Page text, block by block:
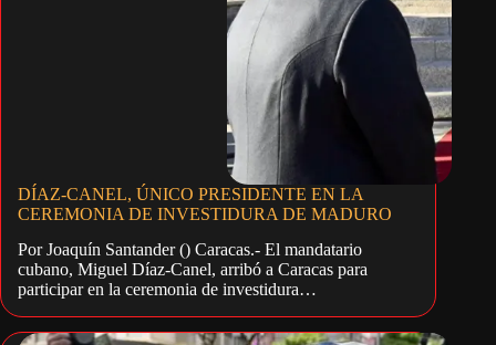
DÍAZ-CANEL, ÚNICO PRESIDENTE EN LA
CEREMONIA DE INVESTIDURA DE MADURO
Por Joaquín Santander () Caracas.- El mandatario
cubano, Miguel Díaz-Canel, arribó a Caracas para
participar en la ceremonia de investidura…